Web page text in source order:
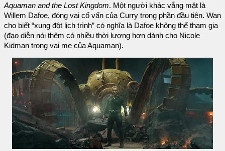
Aquaman and the Lost Kingdom. Một người khác vắng mặt là
Willem Dafoe, đóng vai cố vấn của Curry trong phần đầu tiên. Wan
cho biết “xung đột lịch trình” có nghĩa là Dafoe không thể tham gia
(đạo diễn nói thêm có nhiều thời lượng hơn dành cho Nicole
Kidman trong vai mẹ của Aquaman).